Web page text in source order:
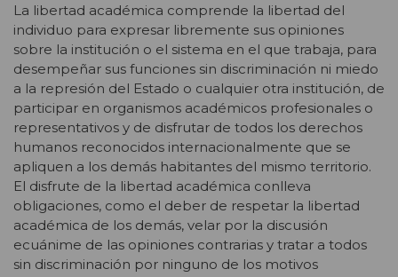
La libertad académica comprende la libertad del
individuo para expresar libremente sus opiniones
sobre la institución o el sistema en el que trabaja, para
desempeñar sus funciones sin discriminación ni miedo
a la represión del Estado o cualquier otra institución, de
participar en organismos académicos profesionales o
representativos y de disfrutar de todos los derechos
humanos reconocidos internacionalmente que se
apliquen a los demás habitantes del mismo territorio.
El disfrute de la libertad académica conlleva
obligaciones, como el deber de respetar la libertad
académica de los demás, velar por la discusión
ecuánime de las opiniones contrarias y tratar a todos
sin discriminación por ninguno de los motivos